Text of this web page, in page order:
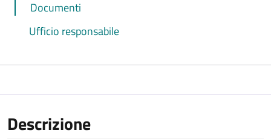
Documenti
Ufficio responsabile
Descrizione